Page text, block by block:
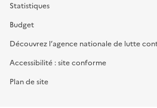
Statistiques
Budget
Découvrez l’agence nationale de lutte
Accessibilité : site conforme
Plan de site